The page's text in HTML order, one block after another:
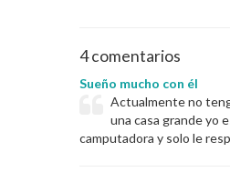
4 comentarios
Sueño mucho con él
Actualmente no
una casa grande yo
camputadora y solo le